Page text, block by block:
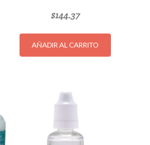
$144.37
AÑADIR AL CARRITO